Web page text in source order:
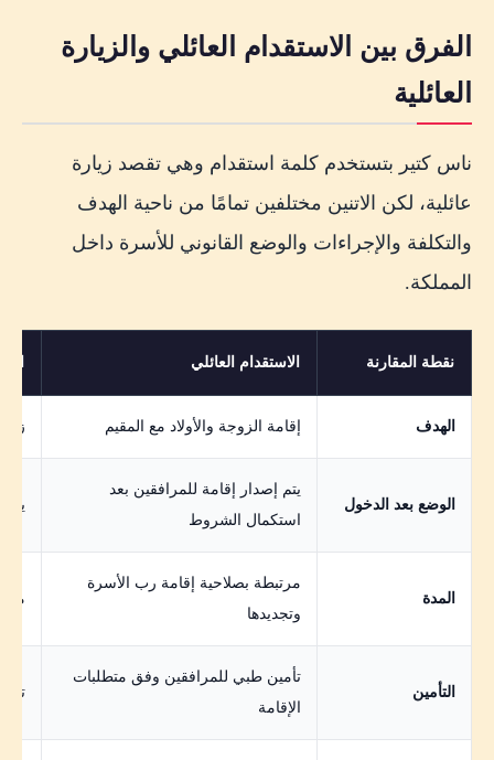
الفرق بين الاستقدام العائلي والزيارة
العائلية
ناس كتير بتستخدم كلمة استقدام وهي تقصد زيارة
عائلية، لكن الاتنين مختلفين تمامًا من ناحية الهدف
والتكلفة والإجراءات والوضع القانوني للأسرة داخل
المملكة.
نقطة المقارنة الاستقدام العائلي
الهدف إقامة الزوجة والأولاد مع المقيم
الوضع بعد الدخول
يتم إصدار إقامة للمرافقين بعد
استكمال الشروط
المدة
مرتبطة بصلاحية إقامة رب الأسرة
وتجديدها
التأمين
تأمين طبي للمرافقين وفق متطلبات
الإقامة